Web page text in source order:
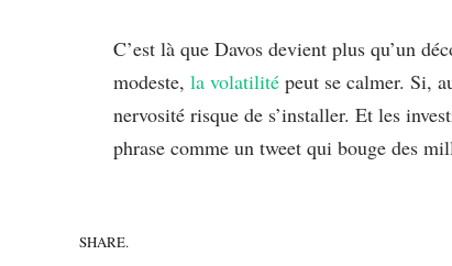
C’est là que Davos devient plus qu’un
modeste, la volatilité peut se calmer. Si,
nervosité risque de s’installer. Et les
phrase comme un tweet qui bouge des
SHARE.